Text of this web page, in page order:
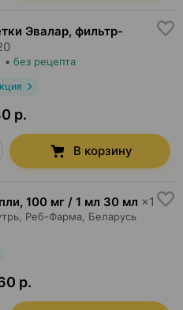
Эвалар, фильтр-
• без рецепта
р.
В корзину
, 100 мг / 1 мл 30 мл ×1
Реб-Фарма , Беларусь
р.